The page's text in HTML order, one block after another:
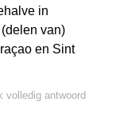
in
van)
en Sint
volledig antwoord